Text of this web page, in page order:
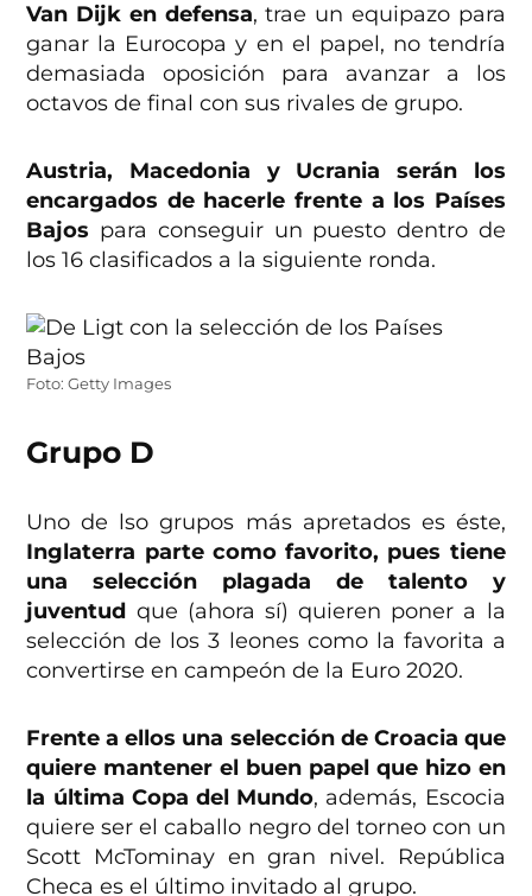
Van Dijk en defensa, trae un equipazo para
ganar la Eurocopa y en el papel, no tendría
demasiada oposición para avanzar a los
octavos de final con sus rivales de grupo.
Austria, Macedonia y Ucrania serán los
encargados de hacerle frente a los Países
Bajos para conseguir un puesto dentro de
los 16 clasificados a la siguiente ronda.
Foto: Getty Images
Grupo D
Uno de lso grupos más apretados es éste,
Inglaterra parte como favorito, pues tiene
una selección plagada de talento y
juventud que (ahora sí) quieren poner a la
selección de los 3 leones como la favorita a
convertirse en campeón de la Euro 2020.
Frente a ellos una selección de Croacia que
quiere mantener el buen papel que hizo en
la última Copa del Mundo, además, Escocia
quiere ser el caballo negro del torneo con un
Scott McTominay en gran nivel. República
Checa es el último invitado al grupo.